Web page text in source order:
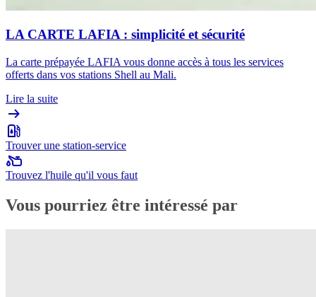
LA CARTE LAFIA : simplicité et sécurité
La carte prépayée LAFIA vous donne accès à tous les services
offerts dans vos stations Shell au Mali.
Lire la suite
Trouver une station-service
Trouvez l'huile qu'il vous faut
Vous pourriez être intéressé par